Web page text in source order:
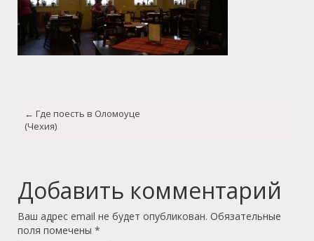
navigation
← Где поесть в Оломоуце
(Чехия)
Добавить комментарий
Ваш адрес email не будет опубликован. Обязательные
поля помечены *